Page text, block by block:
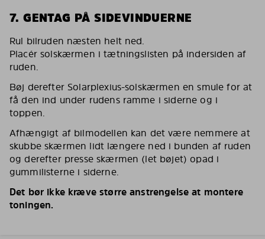
7. GENTAG PÅ SIDEVINDUERNE
Rul bilruden næsten helt ned.
Placér solskærmen i tætningslisten på indersiden af
ruden.
Bøj derefter Solarplexius-solskærmen en smule for at
få den ind under rudens ramme i siderne og i
toppen.
Afhængigt af bilmodellen kan det være nemmere at
skubbe skærmen lidt længere ned i bunden af ruden
og derefter presse skærmen (let bøjet) opad i
gummilisterne i siderne.
Det bør ikke kræve større anstrengelse at montere
toningen.